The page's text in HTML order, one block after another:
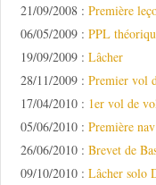
21/09/2008 : Première
06/05/2009 : PPL
19/09/2009 : Lâcher
28/11/2009 : Premier vol
17/04/2010 : 1er vol de
05/06/2010 : Première
26/06/2010 : Brevet de
09/10/2010 : Lâcher solo